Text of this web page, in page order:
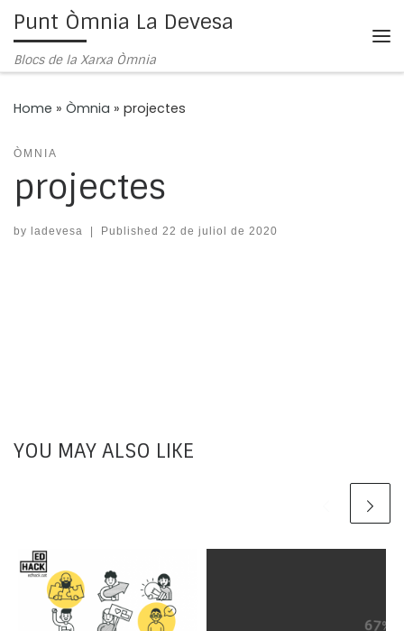
Skip to content
Punt Òmnia La Devesa
Blocs de la Xarxa Òmnia
Home » Òmnia » projectes
ÒMNIA
projectes
by ladevesa Published 22 de juliol de 2020
YOU MAY ALSO LIKE